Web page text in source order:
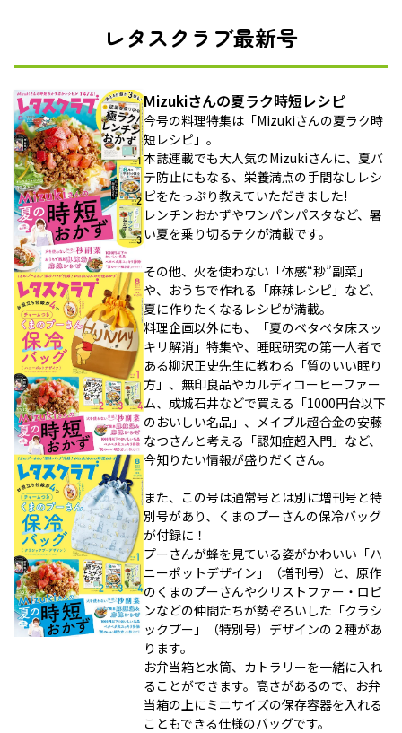
レタスクラブ最新号
Mizukiさんの夏ラク時短レシピ
今号の料理特集は「Mizukiさんの夏ラク時
短レシピ」。
本誌連載でも大人気のMizukiさんに、夏バ
テ防止にもなる、栄養満点の手間なしレシ
ピをたっぷり教えていただきました!
レンチンおかずやワンパンパスタなど、暑
い夏を乗り切るテクが満載です。
その他、火を使わない「体感“秒”副菜」
や、おうちで作れる「麻辣レシピ」など、
夏に作りたくなるレシピが満載。
料理企画以外にも、「夏のベタベタ床スッ
キリ解消」特集や、睡眠研究の第一人者で
ある柳沢正史先生に教わる「質のいい眠り
方」、無印良品やカルディコーヒーファー
ム、成城石井などで買える「1000円台以下
のおいしい名品」、メイプル超合金の安藤
なつさんと考える「認知症超入門」など、
今知りたい情報が盛りだくさん。
また、この号は通常号とは別に増刊号と特
別号があり、くまのプーさんの保冷バッグ
が付録に！
プーさんが蜂を見ている姿がかわいい「ハ
ニーポットデザイン」（増刊号）と、原作
のくまのプーさんやクリストファー・ロビ
ンなどの仲間たちが勢ぞろいした「クラシ
ックプー」（特別号）デザインの２種があ
ります。
お弁当箱と水筒、カトラリーを一緒に入れ
ることができます。高さがあるので、お弁
当箱の上にミニサイズの保存容器を入れる
こともできる仕様のバッグです。